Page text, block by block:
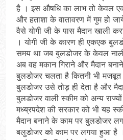
है । इस औषधि का लाभ तो केवल एक
और हताशा के वातावरण में गुम हो
वैसे योगी जी के पास मैदान खाली
। योगी जी के कारण ही एकएक
समय था जब बुलडोजर के केवल
अब वह मकान गिराने और मैदान
बुलडोजर चलता है कितनी भी
बुलडोजर उसे तोड़ ही देता है और
बुलडोजर वाली स्कीम को अन्य
मध्य्रपदेश की सरकार को भी यह
मैदान बनाने के काम पर बुलडोजर
बलुडोजर को काम पर लगया हुआ है